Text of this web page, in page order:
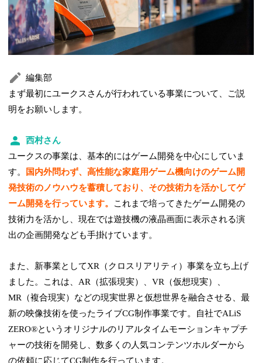
編集部
まず最初にユークスさんが行われている事業について、ご説
明をお願いします。
西村さん
ユークスの事業は、基本的にはゲーム開発を中心にしていま
す。
国内外問わず、高性能な家庭用ゲーム機向けのゲーム開
発技術のノウハウを蓄積しており、その技術力を活かしてゲ
ーム開発を行っています。
これまで培ってきたゲーム開発の
技術力を活かし、現在では遊技機の液晶画面に表示される演
出の企画開発なども手掛けています。
また、新事業としてXR（クロスリアリティ）事業を立ち上げ
ました。これは、AR（拡張現実）、VR（仮想現実）、
MR（複合現実）などの現実世界と仮想世界を融合させる、最
新の映像技術を使ったライブCG制作事業です。自社でALiS
ZERO®というオリジナルのリアルタイムモーションキャプチ
ャーの技術を開発し、数多くの人気コンテンツホルダーから
の依頼に応じてCG制作を行っています。